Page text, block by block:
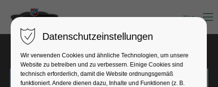
Menu
Frühjahrsausfahrt 2024
Datenschutzeinstellungen
Wir verwenden Cookies und ähnliche Technologien, um unsere
Website zu betreiben und zu verbessern. Einige Cookies sind
technisch erforderlich, damit die Website ordnungsgemäß
funktioniert. Andere dienen dazu, Inhalte und Funktionen (z. B.